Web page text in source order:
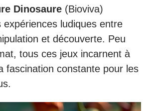
Dinosaure (Bioviva)
expériences ludiques entre
et découverte. Peu
tous ces jeux incarnent à
fascination constante pour les